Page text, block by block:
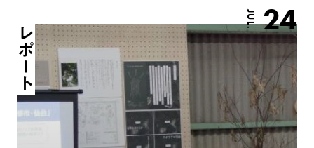
JUL. 24
レポート